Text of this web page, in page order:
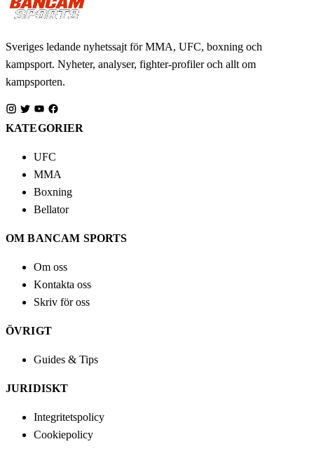
Sveriges ledande nyhetssajt för MMA, UFC, boxning och
kampsport. Nyheter, analyser, fighter-profiler och allt om
kampsporten.
KATEGORIER
UFC
MMA
Boxning
Bellator
OM BANCAM SPORTS
Om oss
Kontakta oss
Skriv för oss
ÖVRIGT
Guides & Tips
JURIDISKT
Integritetspolicy
Cookiepolicy